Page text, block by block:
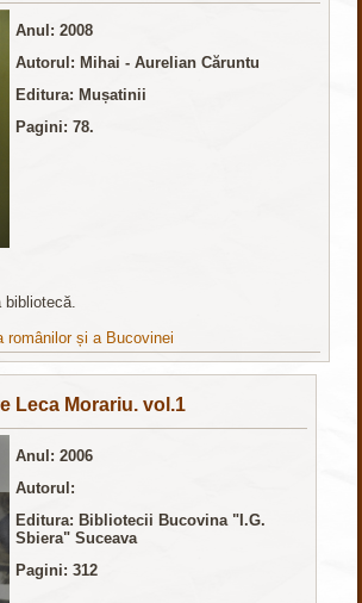
Anul: 2008
Autorul: Mihai - Aurelian Căruntu
Editura: Mușatinii
Pagini: 78.
bibliotecă.
românilor și a Bucovinei
Leca Morariu. vol.1
Anul: 2006
Autorul:
Editura: Bibliotecii Bucovina "I.G.
Sbiera" Suceava
Pagini: 312